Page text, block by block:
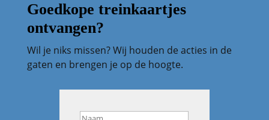
Goedkope treinkaartjes
ontvangen?
Wil je niks missen? Wij houden de acties in de
gaten en brengen je op de hoogte.